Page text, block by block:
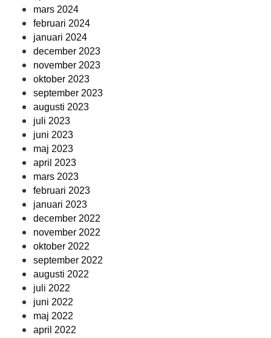
mars 2024
februari 2024
januari 2024
december 2023
november 2023
oktober 2023
september 2023
augusti 2023
juli 2023
juni 2023
maj 2023
april 2023
mars 2023
februari 2023
januari 2023
december 2022
november 2022
oktober 2022
september 2022
augusti 2022
juli 2022
juni 2022
maj 2022
april 2022